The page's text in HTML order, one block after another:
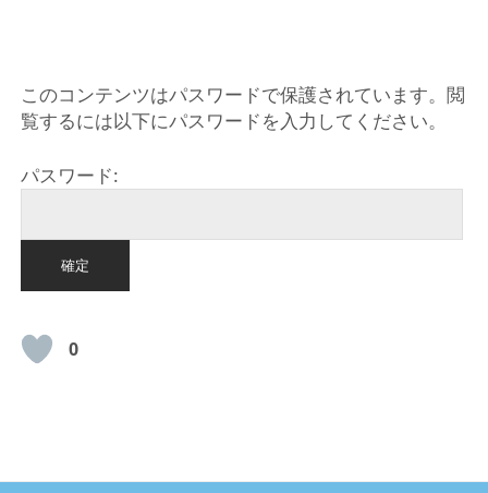
このコンテンツはパスワードで保護されています。閲
覧するには以下にパスワードを入力してください。
パスワード:
0